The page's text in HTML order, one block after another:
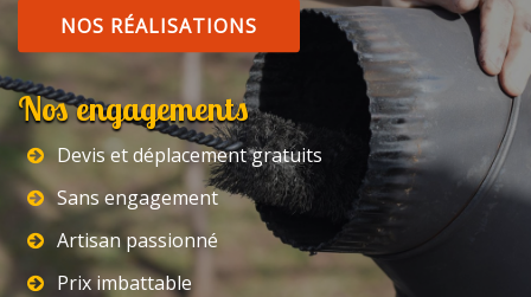
NOS RÉALISATIONS
Nos engagements
Devis et déplacement gratuits
Sans engagement
Artisan passionné
Prix imbattable